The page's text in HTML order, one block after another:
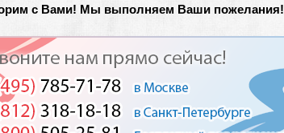
с Вами! Мы выполняем Ваши пожелания!